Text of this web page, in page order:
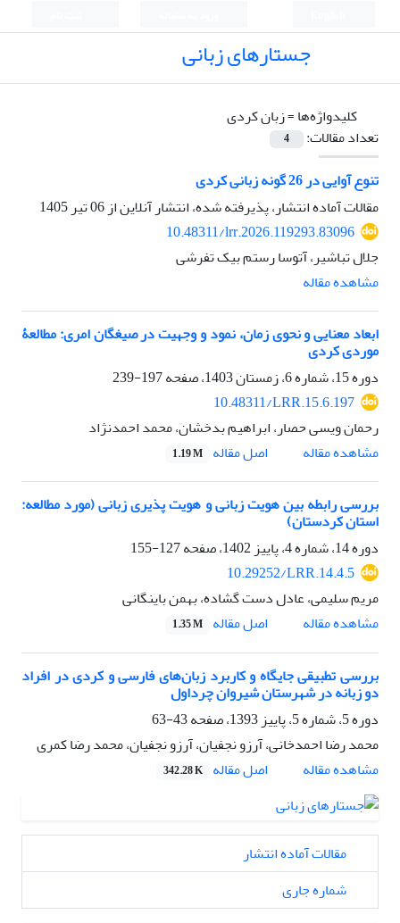
جستارهای زبانی
کلیدواژه‌ها =زبان کردی
تعداد مقالات:
4
تنوع آوایی در 26 گونه زبانی کردی
مقالات آماده انتشار، پذیرفته شده، انتشار آنلاین از06 تیر 1405
10.48311/lrr.2026.119293.83096
جلال تباشیر، آتوسا رستم بیک تفرشی
مشاهده مقاله
ابعاد معنایی و نحوی زمان، نمود و وجهیت در صیغگان امری: مطالعۀ
موردی کردی
دوره 15، شماره 6، زمستان 1403، صفحه
197-239
10.48311/LRR.15.6.197
رحمان ویسی حصار، ابراهیم بدخشان، محمد احمدنژاد
مشاهده مقاله
اصل مقاله 1.19 M
بررسی رابطه بین هویت زبانی و هویت پذیری زبانی (مورد مطالعه:
استان کردستان)
دوره 14، شماره 4، پاییز 1402، صفحه
127-155
10.29252/LRR.14.4.5
مریم سلیمی، عادل دست گشاده، بهمن باینگانی
مشاهده مقاله
اصل مقاله 1.35 M
بررسی تطبیقی جایگاه و کاربرد زبان‌های فارسی و کردی در افراد
دو زبانه در شهرستان شیروان چرداول
دوره 5، شماره 5، پاییز 1393، صفحه
43-63
محمد رضا احمدخانی، آرزو نجفیان، آرزو نجفیان، محمد رضا کمری
مشاهده مقاله
اصل مقاله 342.28 K
مقالات آماده انتشار
شماره جاری